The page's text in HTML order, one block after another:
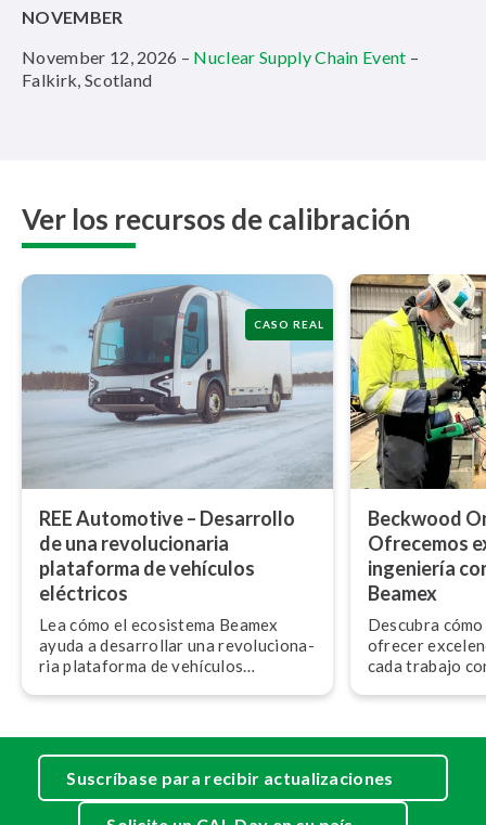
NOVEMBER
November 12, 2026 – Nuclear Supply Chain Event –
Falkirk, Scotland
Ver los recursos decalibración
CASO REAL
REE Automotive – Desarrollo
de una re­vo­lu­cio­na­ria
plataforma de vehículos
eléctricos
Lea cómo el ecosistema Beamex
ayuda a desarrollar una re­vo­lu­cio­na­
ria plataforma de vehículos
Beckwood
Ofrecemos
ingeniería
Beamex
Descubra
ofrecer
cada trabajo
Suscríbase para recibir actualizaciones